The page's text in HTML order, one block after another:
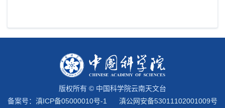
版权所有 © 中国科学院云南天文台
备案号： 滇ICP备05000010号-1 滇公网安备53011102001009号